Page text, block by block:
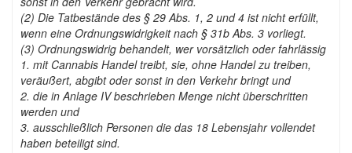
(2) Die Tatbestände des § 29 Abs. 1, 2 und 4 ist nicht erfüllt,
wenn eine Ordnungswidrigkeit nach § 31b Abs. 3 vorliegt.
(3) Ordnungswidrig behandelt, wer vorsätzlich oder fahrlässig
1. mit Cannabis Handel treibt, sie, ohne Handel zu treiben,
veräußert, abgibt oder sonst in den Verkehr bringt und
2. die in Anlage IV beschrieben Menge nicht überschritten
werden und
3. ausschließlich Personen die das 18 Lebensjahr vollendet
haben beteiligt sind.